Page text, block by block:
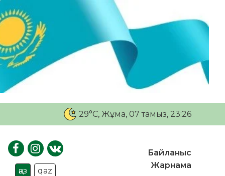
29°C, Жұма, 07 тамыз, 23:26
қаз qaz
Байланыс
Жарнама